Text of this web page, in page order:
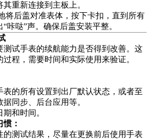
重新连接到主板上。
将后盖对准表体，按下卡扣，直到所有
咔哒”声。确保后盖安装平整。
测试手表的续航能力是否得到改善。这
程，需要时间和实际使用来验证。
表的所有设置到出厂默认状态，或者至
同步、后台应用等。
和时间。
：
的测试结果，尽量在更换前后使用手表